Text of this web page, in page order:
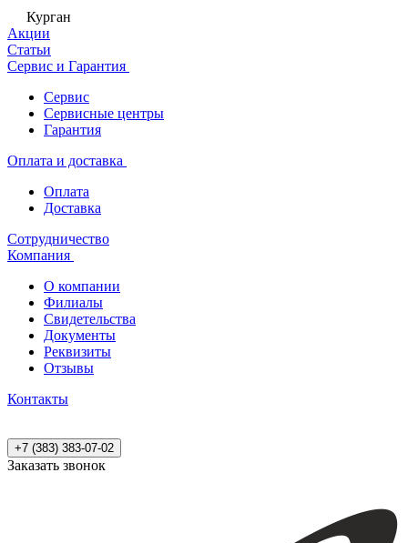
Курган
Акции
Статьи
Сервис и Гарантия
Сервис
Сервисные центры
Гарантия
Оплата и доставка
Оплата
Доставка
Сотрудничество
Компания
О компании
Филиалы
Свидетельства
Документы
Реквизиты
Отзывы
Контакты
+7 (383) 383-07-02
Заказать звонок